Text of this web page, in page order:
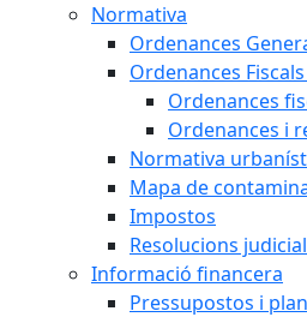
Normativa
Ordenances
Ordenances
Ordenances
Ordenances i
Normativa
Mapa de
Impostos
Resolucions
Informació financera
Pressupostos i